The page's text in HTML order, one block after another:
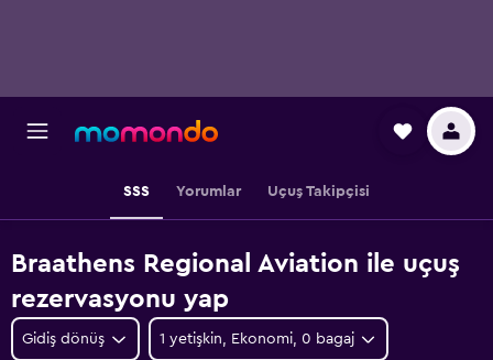
SSS Yorumlar Uçuş Takipçisi
Braathens Regional Aviation ile uçuş
rezervasyonu yap
Gidiş dönüş 1 yetişkin, Ekonomi, 0 bagaj